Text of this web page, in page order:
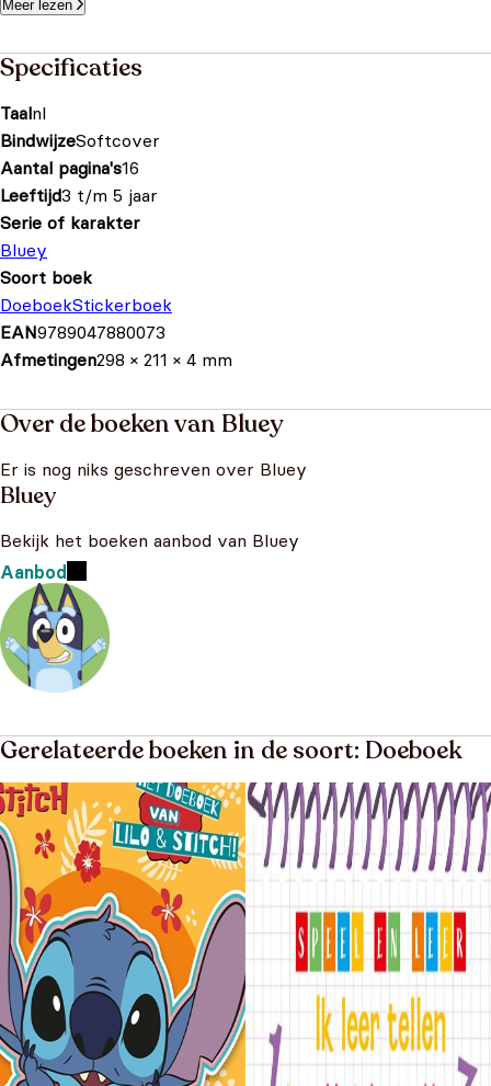
Meer lezen
Specificaties
Taalnl
BindwijzeSoftcover
Aantal pagina's16
Leeftijd3 t/m 5 jaar
Serie of karakter
Bluey
Soort boek
DoeboekStickerboek
EAN9789047880073
Afmetingen298 × 211 × 4 mm
Over de boeken van Bluey
Er is nog niks geschreven over Bluey
Bluey
Bekijk het boeken aanbod van Bluey
Aanbod
Gerelateerde boeken in de soort: Doeboek